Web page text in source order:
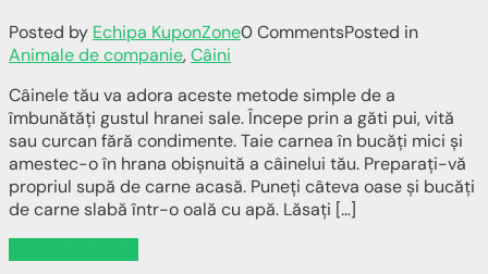
Posted by Echipa KuponZone0 CommentsPosted in
Animale de companie,Câini
Câinele tău va adora aceste metode simple de a
îmbunătăți gustul hranei sale. Începe prin a găti pui, vită
sau curcan fără condimente. Taie carnea în bucăți mici și
amestec-o în hrana obișnuită a câinelui tău. Preparați-vă
propriul supă de carne acasă. Puneți câteva oase și bucăți
de carne slabă într-o oală cu apă. Lăsați […]